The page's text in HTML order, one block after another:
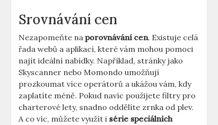
Srovnávání cen
Nezapomeňte naporovnávání cen. Existuje celá
řada webů a aplikací, které vám mohou pomoci
najít ideální nabídky. Například, stránky jako
Skyscanner nebo Momondo umožňují
prozkoumat více operátorů a ukážou vám, kdy
zaplatíte méně. Pokud navíc použijete filtry pro
charterové lety, snadno oddělíte zrnka od plev.
A co víc, můžete využít i série speciálních